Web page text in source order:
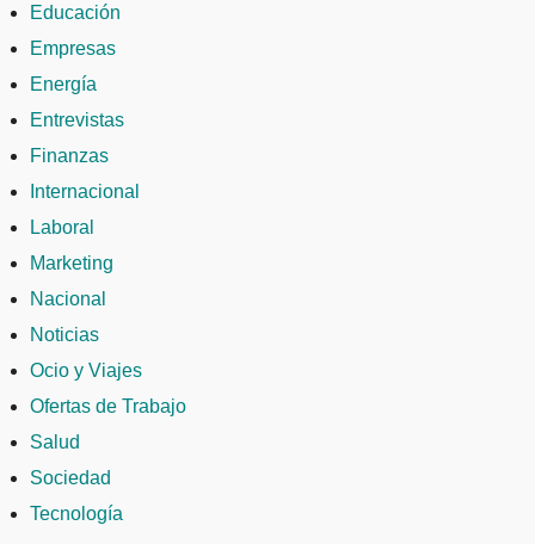
Educación
Empresas
Energía
Entrevistas
Finanzas
Internacional
Laboral
Marketing
Nacional
Noticias
Ocio y Viajes
Ofertas de Trabajo
Salud
Sociedad
Tecnología